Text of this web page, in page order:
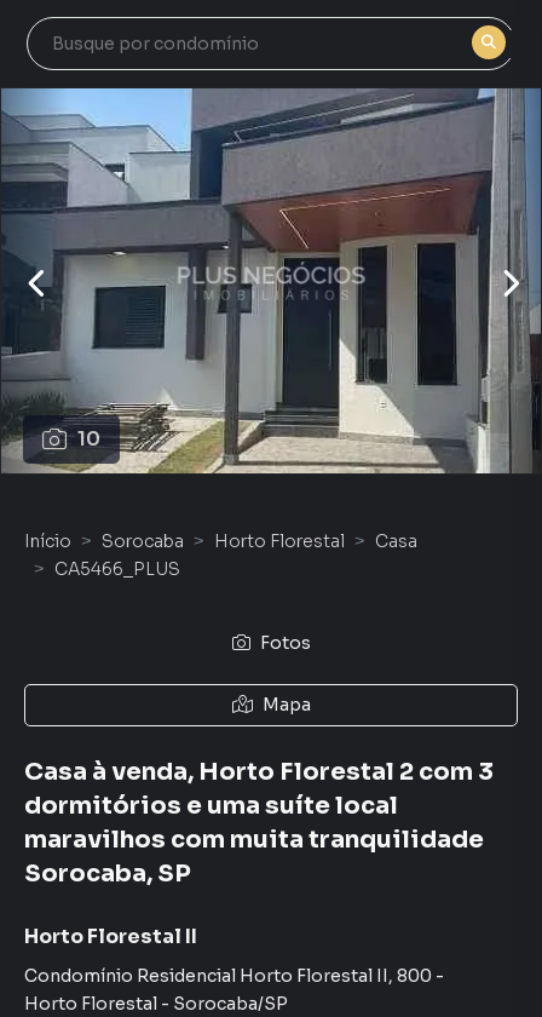
10
Início Sorocaba Horto Florestal
Casa
CA5466_PLUS
Fotos
Mapa
Casa à venda, Horto Florestal 2 com 3
dormitórios e uma suíte local
maravilhos com muita tranquilidade
Sorocaba, SP
Horto Florestal II
Condomínio Residencial Horto Florestal II, 800 -
Horto Florestal - Sorocaba/SP